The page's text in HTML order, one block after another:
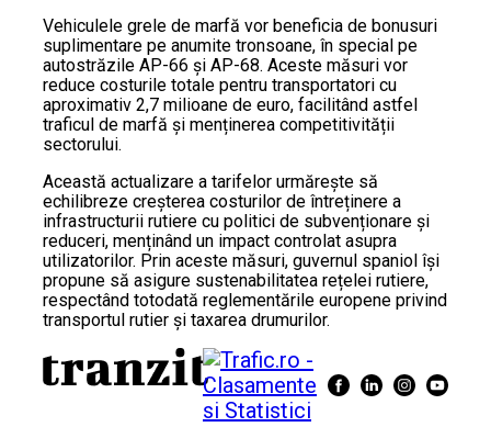
Vehiculele grele de marfă vor beneficia de bonusuri
suplimentare pe anumite tronsoane, în special pe
autostrăzile AP-66 și AP-68. Aceste măsuri vor
reduce costurile totale pentru transportatori cu
aproximativ 2,7 milioane de euro, facilitând astfel
traficul de marfă și menținerea competitivității
sectorului.
Această actualizare a tarifelor urmărește să
echilibreze creșterea costurilor de întreținere a
infrastructurii rutiere cu politici de subvenționare și
reduceri, menținând un impact controlat asupra
utilizatorilor. Prin aceste măsuri, guvernul spaniol își
propune să asigure sustenabilitatea rețelei rutiere,
respectând totodată reglementările europene privind
transportul rutier și taxarea drumurilor.